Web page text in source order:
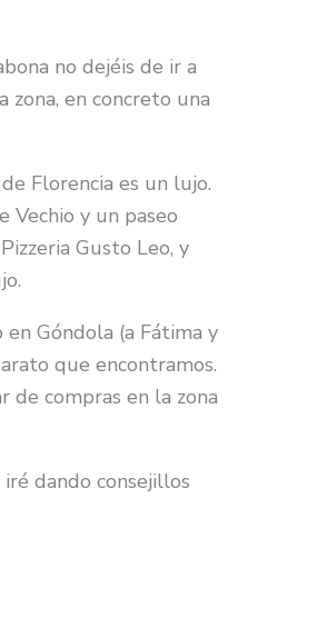
no dejéis de ir a
zona, en concreto una
Florencia es un lujo.
y un paseo
Gusto Leo, y
en Góndola (a Fátima y
que encontramos.
de compras en la zona
dando consejillos